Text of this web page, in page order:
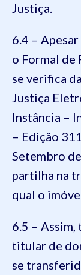
Justiça.
6.4 –
o Formal
se verifica
Justiça
Instância –
– Edição
Setembro
partilha na
qual o
6.5 –
titular de
se